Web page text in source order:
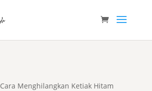
Cara Menghilangkan Ketiak Hitam